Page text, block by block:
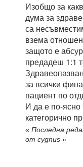
Изобщо за
дума за
са
взема
защото е
предадеш 1:1
за всички
пациент по
И да е по-ясно
категорично
« Последна
от cygnus »